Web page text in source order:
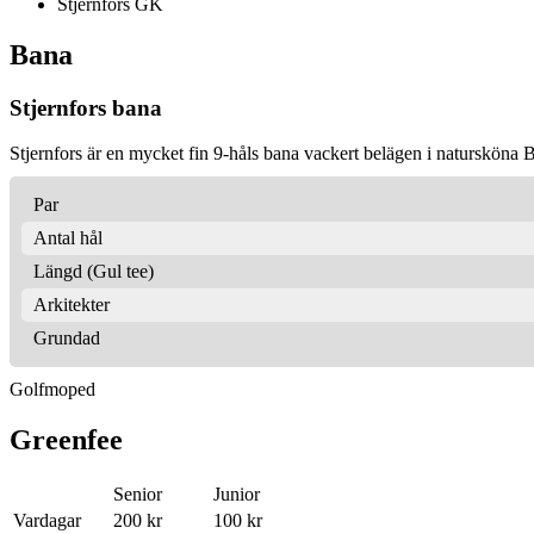
Stjernfors GK
Bana
Stjernfors bana
Stjernfors är en mycket fin 9-håls bana vackert belägen i natursköna
Par
Antal hål
Längd (Gul tee)
Arkitekter
Grundad
Golfmoped
Greenfee
Senior
Junior
Vardagar
200 kr
100 kr